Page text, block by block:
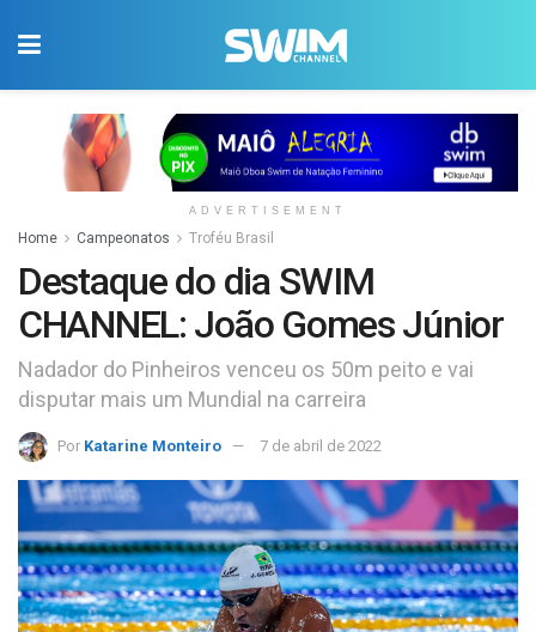
ADVERTISEMENT
Home Campeonatos Troféu Brasil
Destaque do dia SWIM
CHANNEL: João Gomes Júnior
Nadador do Pinheiros venceu os 50m peito e vai
disputar mais um Mundial na carreira
Por Katarine Monteiro 7 de abril de 2022